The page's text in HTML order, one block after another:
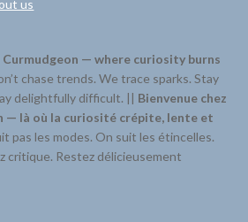
us
— where curiosity burns
chase trends. We trace sparks. Stay
delightfully difficult. || Bienvenue chez
— là où la curiosité crépite, lente et
pas les modes. On suit les étincelles.
critique. Restez délicieusement